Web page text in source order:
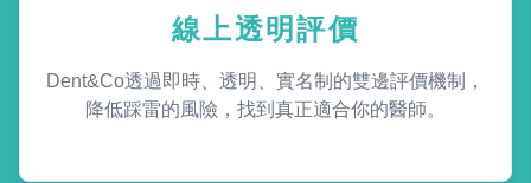
線上透明評價
Dent&Co透過即時、透明、實名制的雙邊評價機制，
降低踩雷的風險，找到真正適合你的醫師。